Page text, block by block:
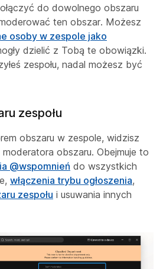
do dowolnego obszaru
ten obszar. Możesz
osoby w zespole jako
dzielić z Tobą te obowiązki.
zespołu, nadal możesz być
zespołu
obszaru w zespole, widzisz
obszaru. Obejmuje to
@wspomnień do wszystkich
włączenia trybu ogłoszenia,
zespołu i usuwania innych